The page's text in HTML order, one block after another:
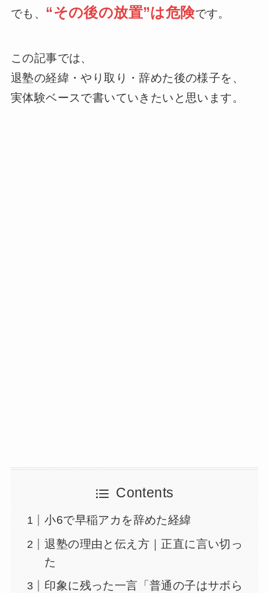
でも、 “その後の放置”は危険です。
この記事では、
退塾の経緯・やり取り・辞めた後の様子を、
実体験ベースで書いていきたいと思います。
Contents
小6で早稲アカを辞めた経緯
退塾の理由と伝え方｜正直に言い切っ
た
印象に残った一言「普通の子はサボら